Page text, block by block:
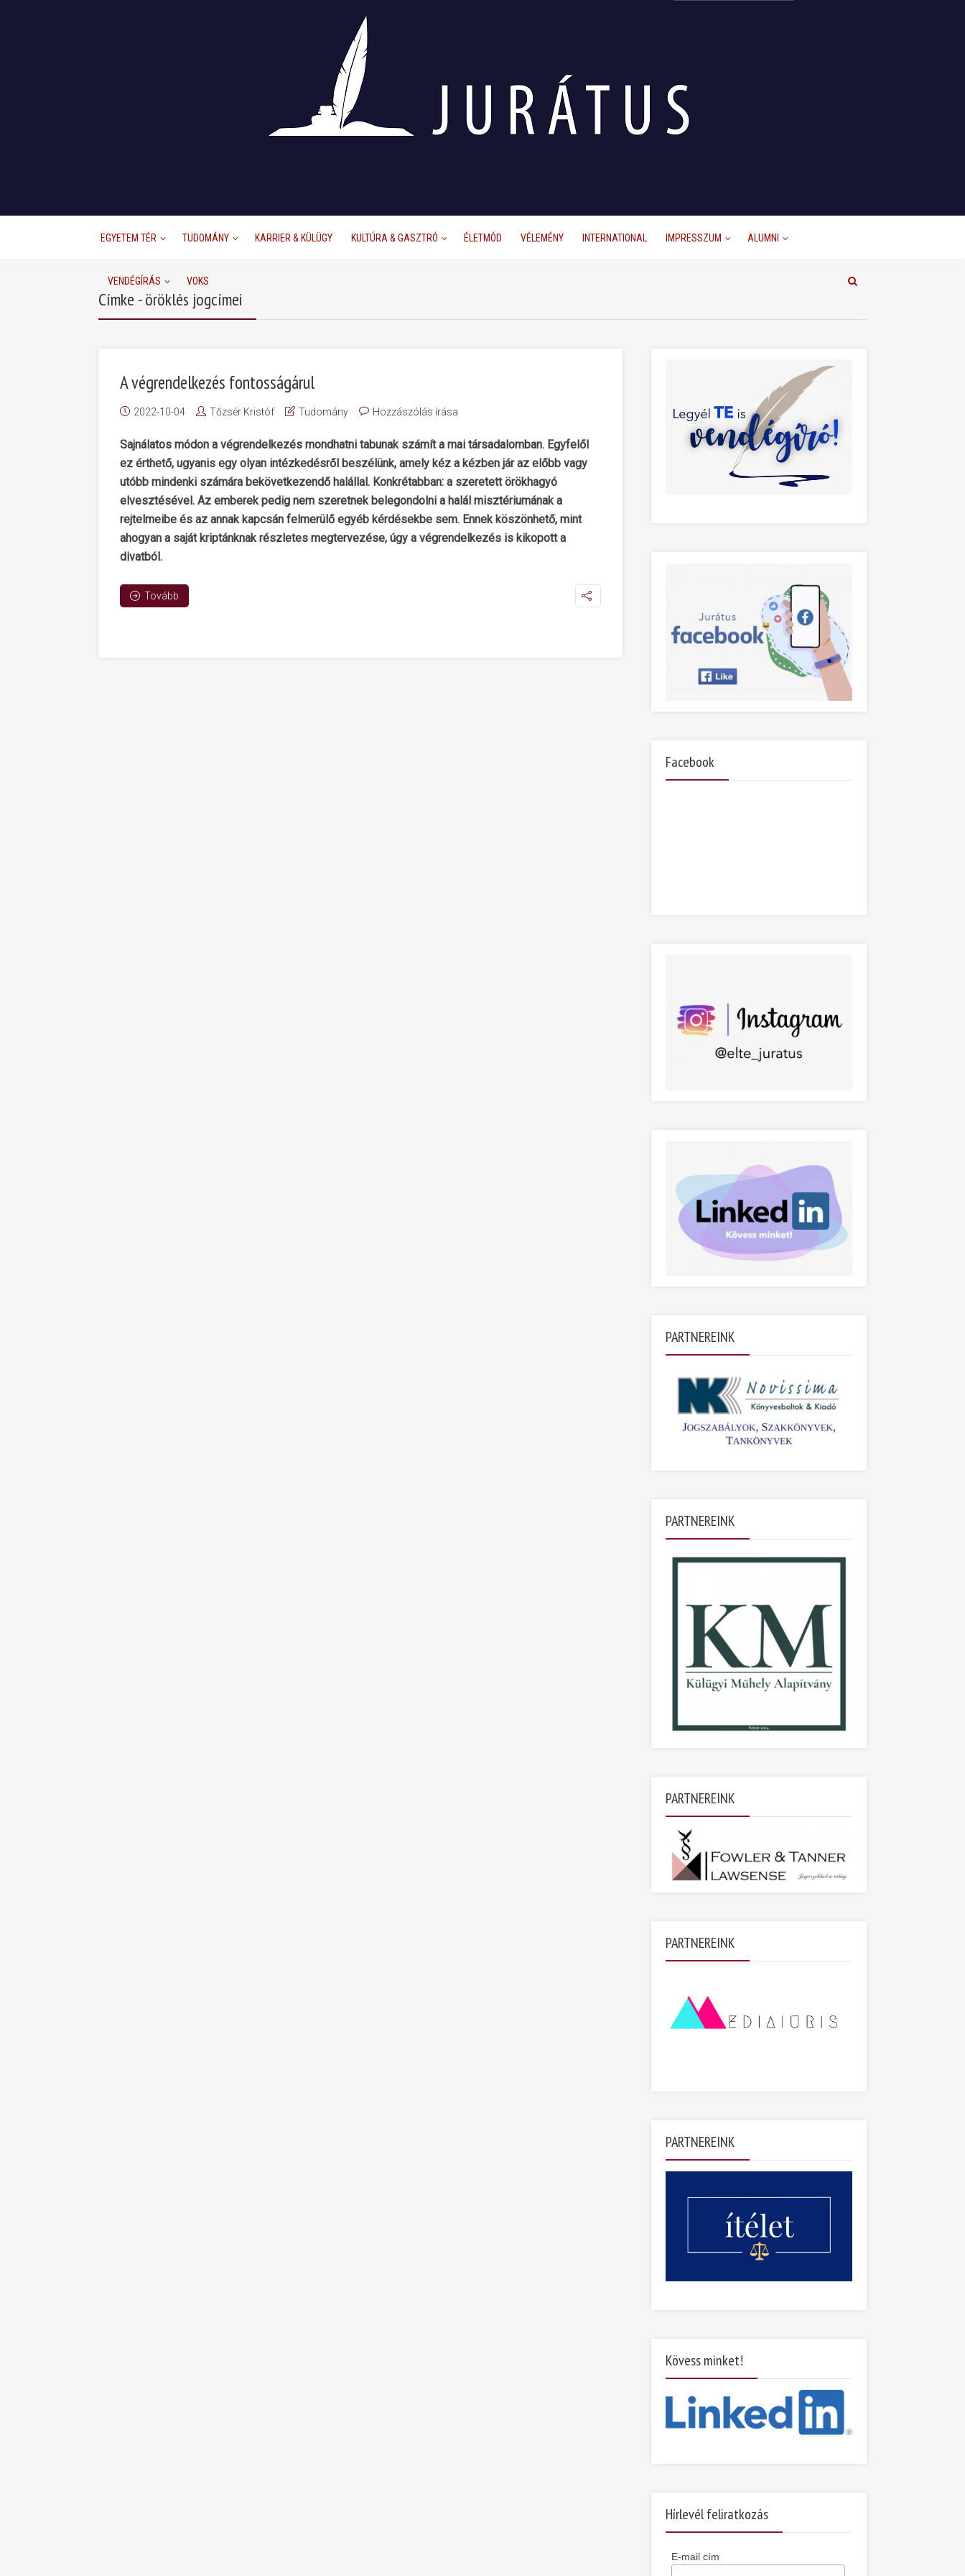
EGYETEM TÉR TUDOMÁNY KARRIER & KÜLÜGY KULTÚRA & GASZTRÓ ÉLETMÓD VÉLEMÉNY INTERNATIONAL IMPRESSZUM ALUMNI
VENDÉGÍRÁS VOKS
Címke - öröklés jogcímei
A végrendelkezés fontosságárul
2022-10-04 Tőzsér Kristóf Tudomány Hozzászólás írása
Sajnálatos módon a végrendelkezés mondhatni tabunak számít a mai társadalomban. Egyfelől
ez érthető, ugyanis egy olyan intézkedésről beszélünk, amely kéz a kézben jár az előbb vagy
utóbb mindenki számára bekövetkezendő halállal. Konkrétabban: a szeretett örökhagyó
elvesztésével. Az emberek pedig nem szeretnek belegondolni a halál misztériumának a
rejtelmeibe és az annak kapcsán felmerülő egyéb kérdésekbe sem. Ennek köszönhető, mint
ahogyan a saját kriptánknak részletes megtervezése, úgy a végrendelkezés is kikopott a
divatból.
Tovább
Facebook
PARTNEREINK
PARTNEREINK
PARTNEREINK
PARTNEREINK
PARTNEREINK
Kövess minket!
Hírlevél feliratkozás
E-mail cím